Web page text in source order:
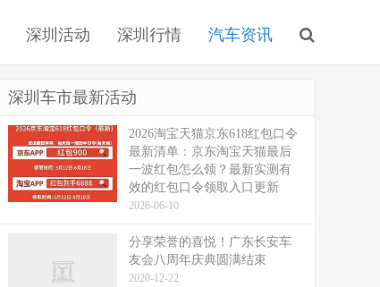
深圳活动 深圳行情 汽车资讯
深圳车市最新活动
2026淘宝天猫京东618红包口令
最新清单：京东淘宝天猫最后
一波红包怎么领？最新实测有
效的红包口令领取入口更新
2026-06-10
分享荣誉的喜悦！广东长安车
友会八周年庆典圆满结束
2020-12-22